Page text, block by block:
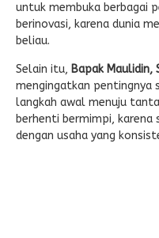
untuk membuka berbagai
berinovasi, karena dunia
beliau.
Selain itu, Bapak Maulidin,
mengingatkan pentingnya
langkah awal menuju
berhenti bermimpi,
dengan usaha yang